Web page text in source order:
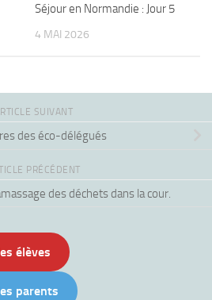
Séjour en Normandie : Jour 5
4 MAI 2026
SUIVANT
des éco-délégués
PRÉCÉDENT
des déchets dans la cour.
élèves
parents